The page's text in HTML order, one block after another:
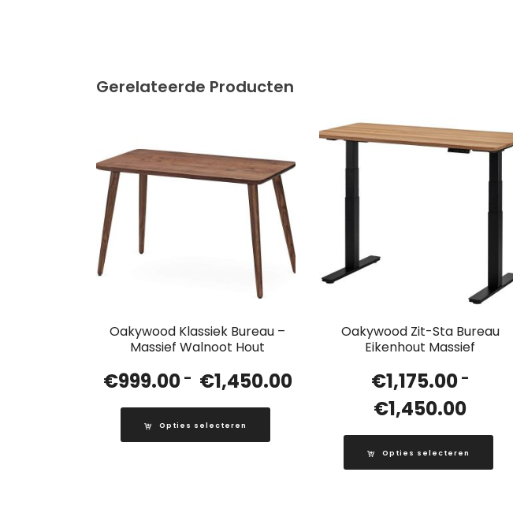
Gerelateerde Producten
Oakywood Klassiek Bureau –
Massief Walnoot Hout
€999.00 - €1,450.00Prijsklasse:
€1,450.00
Opties selecteren
Oakywood Zit-Sta Bureau
Eikenhout Massief
€1,175.00 -
€1,450.00
tot
Opties selecteren